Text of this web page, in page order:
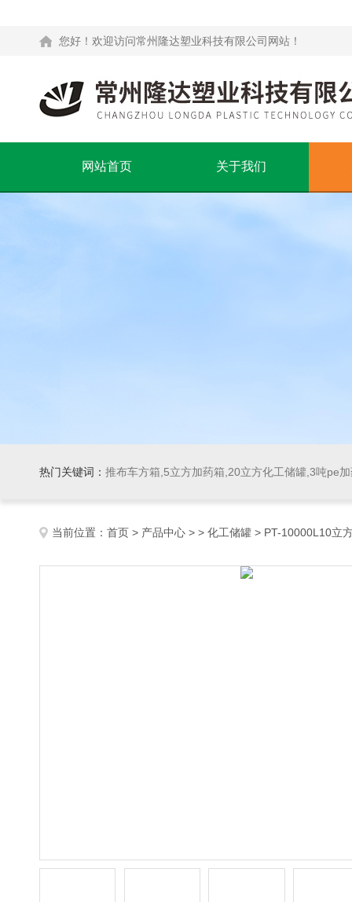
您好！欢迎访问常州隆达塑业科技有限公司网站！
网站首页 关于我们
热门关键词： 推布车方箱,5立方加药箱,20立方化工储罐,3吨pe
当前位置： 首页 > 产品中心 > > 化工储罐 > PT-10000L10立